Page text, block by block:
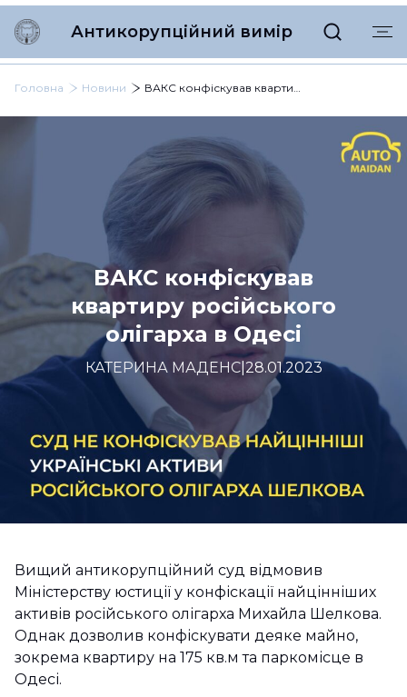
Антикорупційний вимір
Головна Новини ВАКС конфіскував квартиру російського олігарха в Одесі
ВАКС конфіскував
квартиру російського
олігарха в Одесі
КАТЕРИНА МАДЕНС|28.01.2023
Вищий антикорупційний суд відмовив
Міністерству юстиції у конфіскації найцінніших
активів російського олігарха Михайла Шелкова.
Однак дозволив конфіскувати деяке майно,
зокрема квартиру на 175 кв.м та паркомісце в
Одесі.